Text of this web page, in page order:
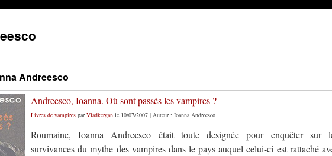
Andreesco
Andreesco, Ioanna. Où sont passés les vampires ?
Livres de vampires parVladkergan le 10/07/2007 | Auteur : Ioanna Andreesco
Roumaine, Ioanna Andreesco était toute designée pour enquêter sur
survivances du mythe des vampires dans le pays auquel celui-ci est rattaché